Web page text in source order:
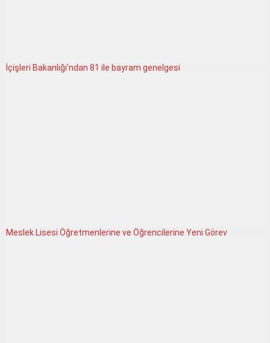
İçişleri Bakanlığı’ndan 81 ile bayram genelgesi
Meslek Lisesi Öğretmenlerine ve Öğrencilerine Yeni Görev